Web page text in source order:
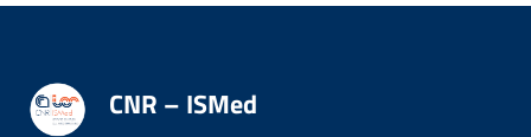
CNR – ISMed